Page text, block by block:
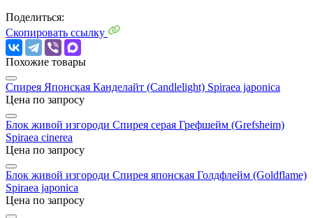
Поделиться:
Скопировать ссылку
Похожие товары
Cпирея Японская Канделайт (Candlelight) Spiraea japonica
Цена по запросу
Блок живой изгороди Спирея серая Грефшейм (Grefsheim)
Spiraea cinerea
Цена по запросу
Блок живой изгороди Спирея японская Голдфлейм (Goldflame)
Spiraea japonica
Цена по запросу